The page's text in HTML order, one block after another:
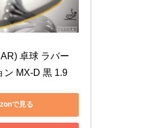
卓球 ラバー
ン MX-D 黒 1.9
で見る